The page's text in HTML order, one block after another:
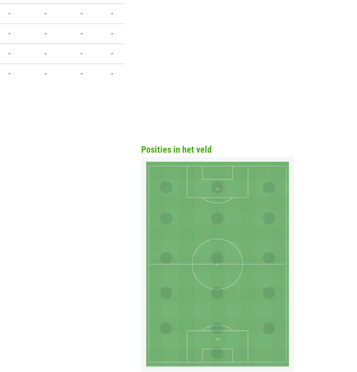
- - - -
- - - -
- - - -
- - - -
Posities in het veld